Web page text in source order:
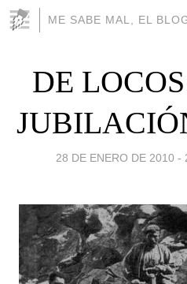
ME SABE MAL, EL
DE
28 DE ENERO DE 2010 -